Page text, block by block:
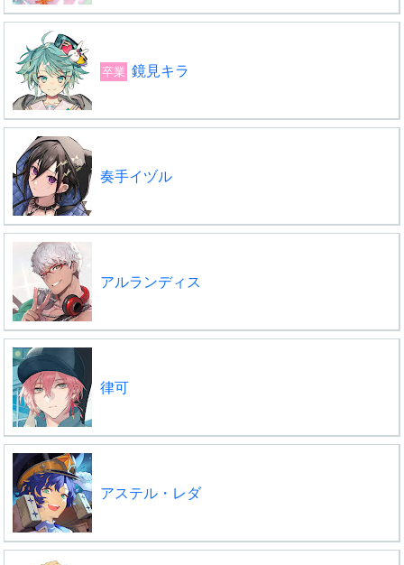
卒業 鏡見キラ
奏手イヅル
アルランディス
律可
アステル・レダ